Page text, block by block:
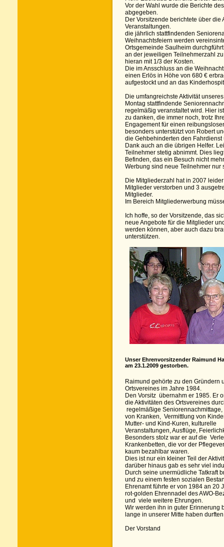
Vor der Wahl wurde die Berichte
abgegeben.
Der Vorsitzende berichtete über die
Veranstaltungen.
die jährlich stattfindenden
Weihnachtsfeiern werden
Ortsgemeinde Saulheim
an der jeweiligen Teilnehmerzahl
hieran mit 1/3 der Kosten.
Die im Ansschluss an die
einen Erlös in Höhe von 680 €
aufgestockt und an das
Die umfangreichste Aktivität
Montag stattfindende
regelmäßig veranstaltet wird. Hier
zu danken, die immer noch, trotz
Engagement für einen
besonders unterstützt von Robert
die Gehbehinderten den
Dank auch an die übrigen Helfer.
Teilnehmer stetig abnimmt. Dies
Befinden, das ein Besuch nicht
Werbung sind neue Teilnehmer nur
Die Mitgliederzahl hat in 2007
Mitglieder verstorben und 3
Mitglieder.
Im Bereich Mitgliederwerbung
Ich hoffe, so der Vorsitzende, das
neue Angebote für die Mitglieder
werden können, aber auch dazu
unterstützen.
Unser Ehrenvorsitzender Raimund
am 23.1.2009 gestorben.
Raimund gehörte zu den Gründern
Ortsvereines im Jahre 1984.
Den Vorsitz übernahm er 1985. Er
die Aktivitäten des Ortsvereines
regelmäßige
von Kranken, Vermittlung von
Mutter- und Kind-Kuren, kulturelle
Veranstaltungen, Ausflüge,
Besonders stolz war er auf die
Krankenbetten, die vor der
kaum bezahlbar waren.
Dies ist nur ein kleiner Teil der
darüber hinaus gab es sehr viel
Durch seine unermüdliche Tatkraft
und zu einem festen sozialen
Ehrenamt führte er von 1984 an 20
rot-golden Ehrennadel des AWO-
und viele weitere Ehrungen.
Wir werden ihn in guter Erinnerung
lange in unserer Mitte haben
Der Vorstand